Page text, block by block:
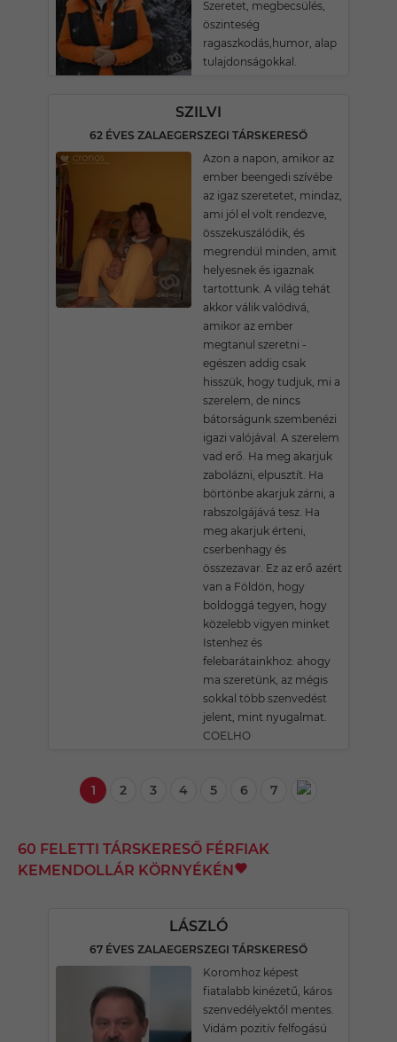
Szeretet, megbecsülés,
öszinteség
ragaszkodás,humor, alap
tulajdonságokkal.
SZILVI
62 ÉVES ZALAEGERSZEGI TÁRSKERESŐ
Azon a napon, amikor az
ember beengedi szívébe
az igaz szeretetet, mindaz,
ami jól el volt rendezve,
összekuszálódik, és
megrendül minden, amit
helyesnek és igaznak
tartottunk. A világ tehát
akkor válik valódivá,
amikor az ember
megtanul szeretni -
egészen addig csak
hisszük, hogy tudjuk, mi a
szerelem, de nincs
bátorságunk szembenézi
igazi valójával. A szerelem
vad erő. Ha meg akarjuk
zabolázni, elpusztít. Ha
börtönbe akarjuk zárni, a
rabszolgájává tesz. Ha
meg akarjuk érteni,
cserbenhagy és
összezavar. Ez az erő azért
van a Földön, hogy
boldoggá tegyen, hogy
közelebb vigyen minket
Istenhez és
felebarátainkhoz: ahogy
ma szeretünk, az mégis
sokkal több szenvedést
jelent, mint nyugalmat.
COELHO
1 2 3 4 5 6 7
60 FELETTI TÁRSKERESŐ FÉRFIAK
KEMENDOLLÁR KÖRNYÉKÉN
LÁSZLÓ
67 ÉVES ZALAEGERSZEGI TÁRSKERESŐ
Koromhoz képest
fiatalabb kinézetű, káros
szenvedélyektől mentes.
Vidám pozitív felfogású